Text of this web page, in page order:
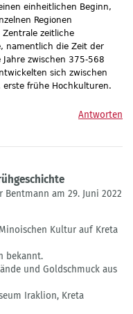
einheitlichen Beginn,
Regionen
zeitliche
namentlich die Zeit der
zwischen 375-568
sich zwischen
erste frühe Hochkulturen.
Antworten
am 29. Juni 2022
Kultur auf Kreta
bekannt.
und Goldschmuck aus
Iraklion, Kreta